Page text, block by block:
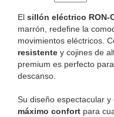
El sillón eléctrico RON-
marrón, redefine la
movimientos eléctricos.
resistente y cojines de
premium es perfecto
descanso.
Su diseño espectacular y
máximo confort para